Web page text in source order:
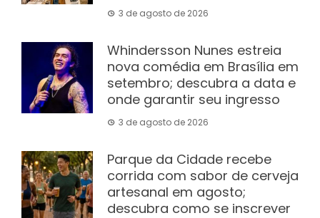
3 de agosto de 2026
Whindersson Nunes estreia
nova comédia em Brasília em
setembro; descubra a data e
onde garantir seu ingresso
3 de agosto de 2026
Parque da Cidade recebe
corrida com sabor de cerveja
artesanal em agosto;
descubra como se inscrever